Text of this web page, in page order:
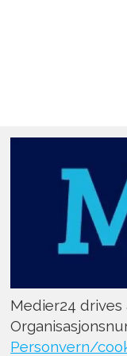
Medier24 drives
Personvern/